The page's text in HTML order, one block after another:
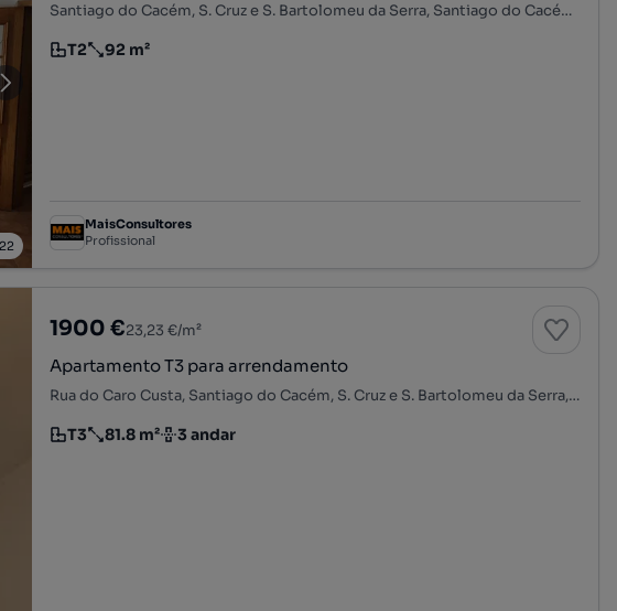
22
Santiago do Cacém, S. Cruz e S. Bartolomeu da Serra, Santiago do Cacém, Setúbal
Tipologia
T2
Preço por metro quadrado
92 m²
MaisConsultores
Profissional
1900 €23,23 €/m²
Apartamento T3 para arrendamento
Rua do Caro Custa, Santiago do Cacém, S. Cruz e S. Bartolomeu da Serra, Santiago do Cacém, Setúbal
Tipologia
T3
Preço por metro quadrado
81.8 m²
Andar 3 andar